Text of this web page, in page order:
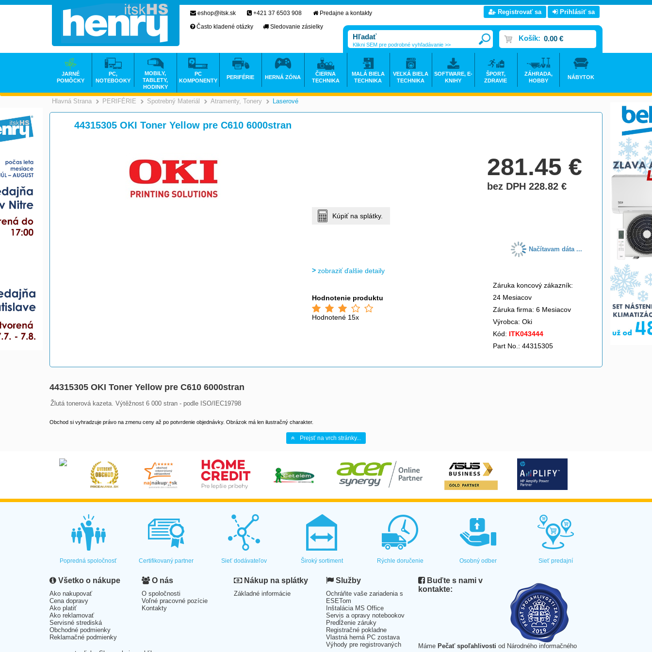
Hlavná Strana >
PERIFÉRIE >
Spotrebný Materiál >
Atramenty, Tonery >
Laserové
44315305 OKI Toner Yellow pre C610 6000stran
281.45€
bez DPH 228.82€
Kúpiť na splátky.
Načítavam dáta ...
zobraziť ďalšie detaily
Hodnotenie produktu
Hodnotené 15x
Záruka koncový zákazník:
24 Mesiacov
Záruka firma: 6 Mesiacov
Výrobca: Oki
Kód: ITK043444
Part No.: 44315305
44315305 OKI Toner Yellow pre C610 6000stran
Žlutá tonerová kazeta. Výtěžnost 6 000 stran - podle ISO/IEC19798
Obchod si vyhradzuje právo na zmenu ceny až po potvrdenie objednávky. Obrázok má len ilustračný charakter.
Prejsť na vrch stránky...
eshop@itsk.sk +421 37 6503 908
Predajne a kontakty
Často kladené otázky
Sledovanie zásielky
Registrovať sa Prihlásiť sa
Košík: 0.00 €
Klikni SEM pre podrobné vyhľadávanie >>
JARNÉ
POMÔCKY
PC,
NOTEBOOKY
MOBILY,
TABLETY,
HODINKY
PC
KOMPONENTY
PERIFÉRIE HERNÁ ZÓNA
ČIERNA
TECHNIKA
MALÁ BIELA
TECHNIKA
VEĽKÁ BIELA
TECHNIKA
SOFTWARE, E-
KNIHY
ŠPORT,
ZDRAVIE
ZÁHRADA,
HOBBY
NÁBYTOK
Popredná spoločnosť Certifikovaný partner Sieť dodávateľov Široký sortiment Rýchle doručenie Osobný odber Sieť predajní
Všetko o nákupe
Ako nakupovať
Cena dopravy
Ako platiť
Ako reklamovať
Servisné strediská
Obchodné podmienky
Reklamačné podmienky
O nás
O spoločnosti
Voľné pracovné pozície
Kontakty
Nákup na splátky
Základné informácie
Služby
Ochráňte vaše zariadenia s
ESETom
Inštalácia MS Office
Servis a opravy notebookov
Predĺženie záruky
Registračné pokladne
Vlastná herná PC zostava
Výhody pre registrovaných
Buďte s nami v
kontakte:
Máme Pečať spoľahlivosti od Národného informačného